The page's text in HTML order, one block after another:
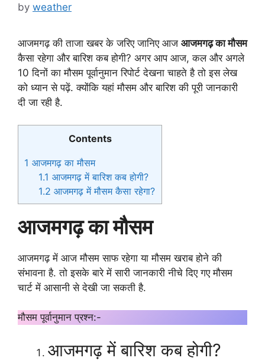
by weather
आजमगढ़ की ताजा खबर के जरिए जानिए आज आजमगढ़ का मौसम
कैसा रहेगा और बारिश कब होगी? अगर आप आज, कल और अगले
10 दिनों का मौसम पूर्वानुमान रिपोर्ट देखना चाहते है तो इस लेख
को ध्यान से पढ़ें. क्योंकि यहां मौसम और बारिश की पूरी जानकारी
दी जा रही है.
Contents
1 आजमगढ़ का मौसम
1.1 आजमगढ़ में बारिश कब होगी?
1.2 आजमगढ़ में मौसम कैसा रहेगा?
आजमगढ़ का मौसम
आजमगढ़ में आज मौसम साफ रहेगा या मौसम खराब होने की
संभावना है. तो इसके बारे में सारी जानकारी नीचे दिए गए मौसम
चार्ट में आसानी से देखी जा सकती है.
मौसम पूर्वानुमान प्रश्न:-
आजमगढ़ में बारिश कब होगी?